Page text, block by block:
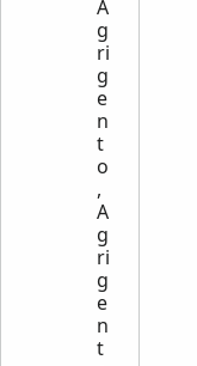
A
g
ri
g
e
n
t
o
,
A
g
ri
g
e
n
t